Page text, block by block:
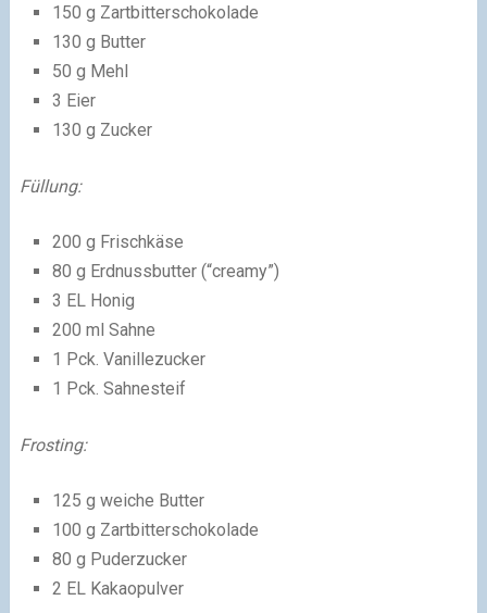
150 g Zartbitterschokolade
130 g Butter
50 g Mehl
3 Eier
130 g Zucker
Füllung:
200 g Frischkäse
80 g Erdnussbutter (“creamy”)
3 EL Honig
200 ml Sahne
1 Pck. Vanillezucker
1 Pck. Sahnesteif
Frosting:
125 g weiche Butter
100 g Zartbitterschokolade
80 g Puderzucker
2 EL Kakaopulver